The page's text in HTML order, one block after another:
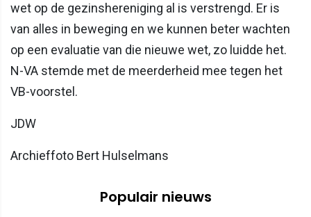
wet op de gezinshereniging al is verstrengd. Er is
van alles in beweging en we kunnen beter wachten
op een evaluatie van die nieuwe wet, zo luidde het.
N-VA stemde met de meerderheid mee tegen het
VB-voorstel.
JDW
Archieffoto Bert Hulselmans
Populair nieuws